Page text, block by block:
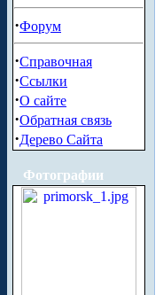
·Форум
·Справочная
·Ссылки
·О сайте
·Обратная связь
·Дерево Сайта
Фотографии